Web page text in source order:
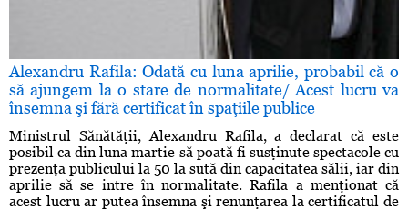
Alexandru Rafila: Odată cu luna aprilie, probabil că o
să ajungem la o stare de normalitate/ Acest lucru va
însemna şi fără certificat în spaţiile publice
Ministrul Sănătăţii, Alexandru Rafila, a declarat că este
posibil ca din luna martie să poată fi susţinute spectacole cu
prezenţa publicului la 50 la sută din capacitatea sălii, iar din
aprilie să se intre în normalitate. Rafila a menţionat că
acest lucru ar putea însemna şi renunţarea la certificatul de